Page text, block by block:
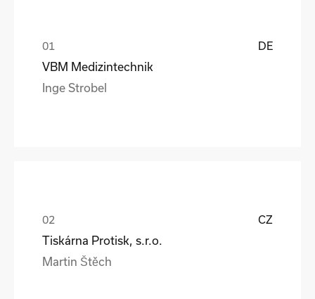
DE
VBM Medizintechnik
Inge Strobel
CZ
Tiskárna Protisk, s.r.o.
Martin Štěch